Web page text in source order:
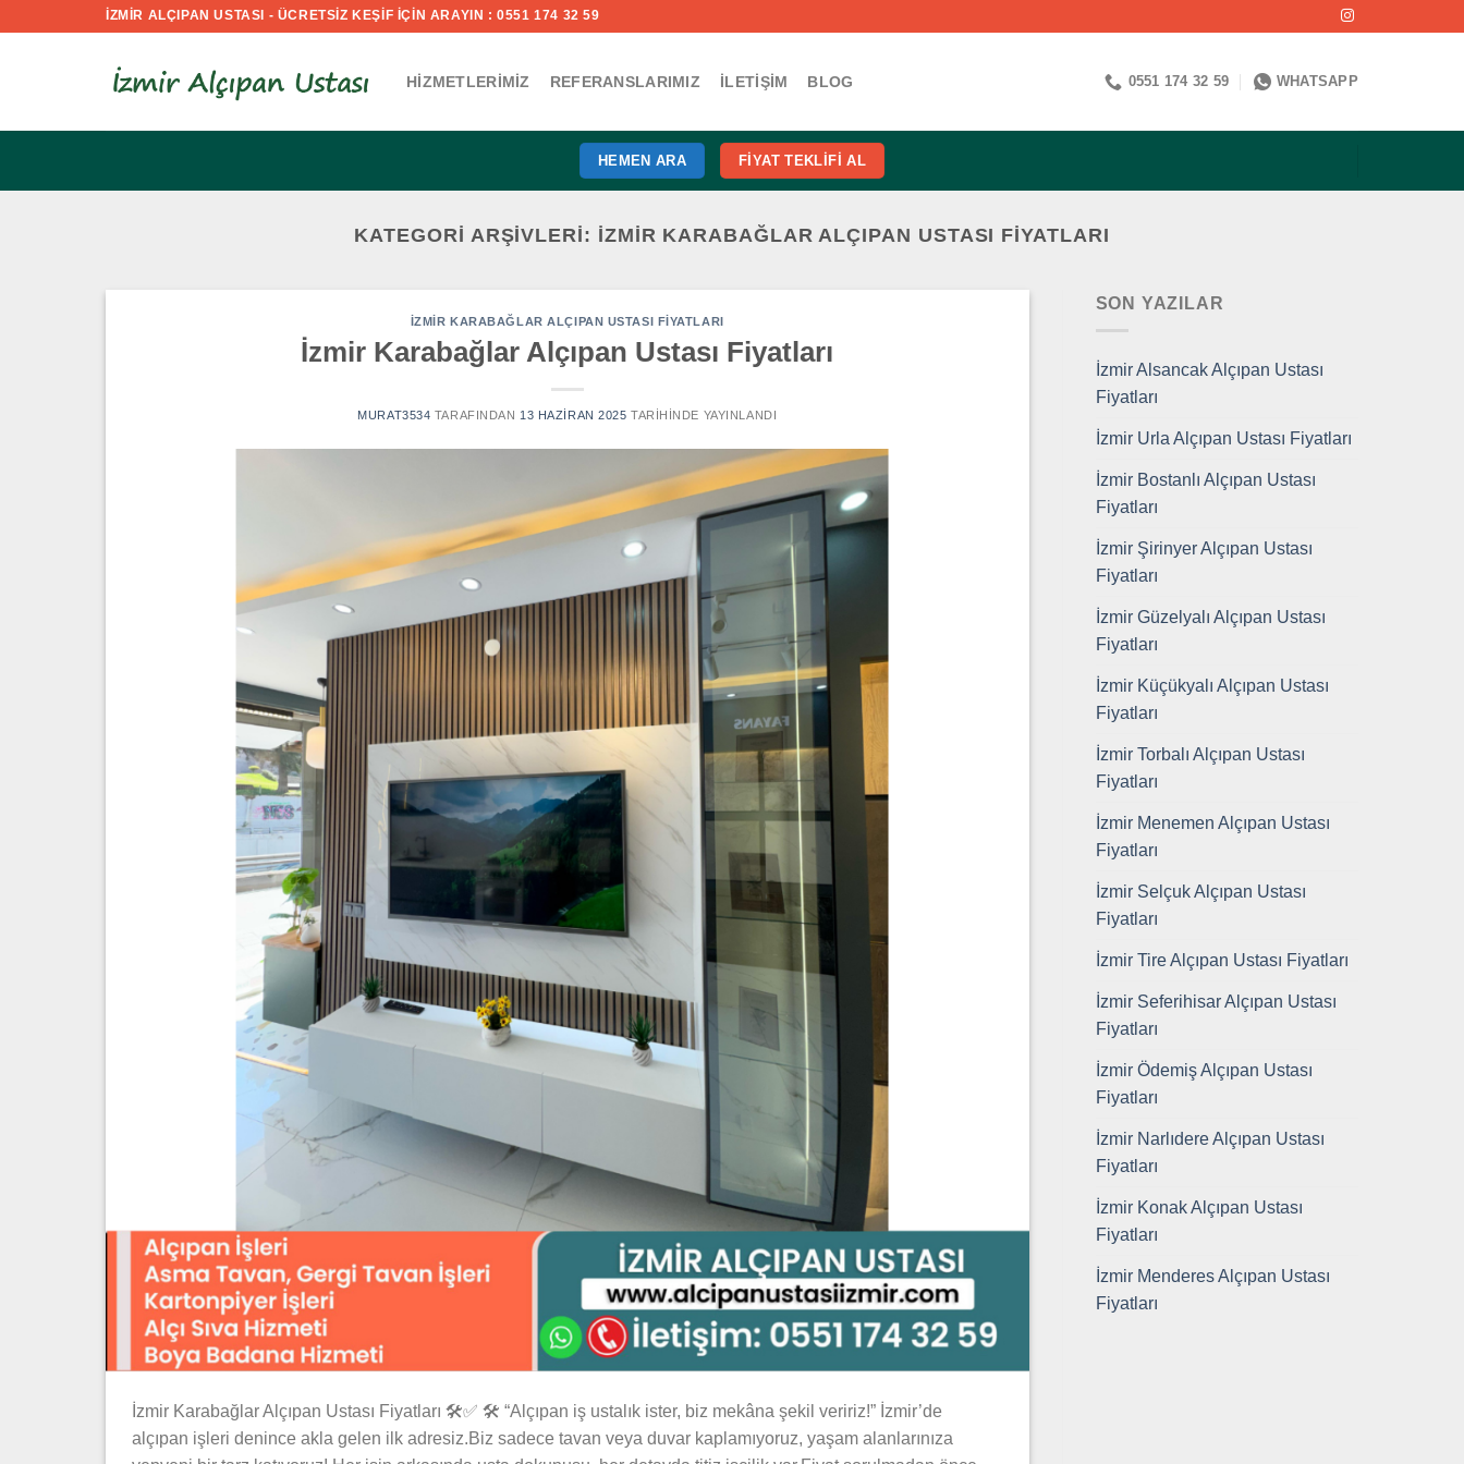
İZMİR ALÇIPAN USTASI - ÜCRETSİZ KEŞİF İÇİN ARAYIN : 0551 174 32 59
HIZMETLERIMIZ REFERANSLARIMIZ İLETIŞIM BLOG 0551 174 32 59 WHATSAPP
HEMEN ARA FIYAT TEKLIFI AL
KATEGORI ARŞIVLERI: İZMIR KARABAĞLAR ALÇIPAN USTASI FIYATLARI
İZMIR KARABAĞLAR ALÇIPAN USTASI FIYATLARI
İzmir Karabağlar Alçıpan Ustası Fiyatları
MURAT3534 TARAFINDAN 13 HAZIRAN 2025 TARIHINDE YAYINLANDI
İzmir Karabağlar Alçıpan Ustası Fiyatları 🛠️✅ 🛠️ “Alçıpan iş ustalık ister, biz mekâna şekil veririz!” İzmir’de
alçıpan işleri denince akla gelen ilk adresiz.Biz sadece tavan veya duvar kaplamıyoruz, yaşam alanlarınıza
SON YAZILAR
İzmir Alsancak Alçıpan Ustası
Fiyatları
İzmir Urla Alçıpan Ustası Fiyatları
İzmir Bostanlı Alçıpan Ustası
Fiyatları
İzmir Şirinyer Alçıpan Ustası
Fiyatları
İzmir Güzelyalı Alçıpan Ustası
Fiyatları
İzmir Küçükyalı Alçıpan Ustası
Fiyatları
İzmir Torbalı Alçıpan Ustası
Fiyatları
İzmir Menemen Alçıpan Ustası
Fiyatları
İzmir Selçuk Alçıpan Ustası
Fiyatları
İzmir Tire Alçıpan Ustası Fiyatları
İzmir Seferihisar Alçıpan Ustası
Fiyatları
İzmir Ödemiş Alçıpan Ustası
Fiyatları
İzmir Narlıdere Alçıpan Ustası
Fiyatları
İzmir Konak Alçıpan Ustası
Fiyatları
İzmir Menderes Alçıpan Ustası
Fiyatları